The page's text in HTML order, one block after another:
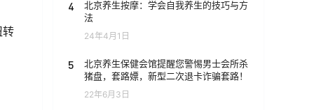
转
4
北京养生按摩：学会自我养生的技巧与方
法
24年4月1日
5
北京养生保健会馆提醒您警惕男士会所杀
猪盘，套路嫖，新型二次退卡诈骗套路！
22年6月3日